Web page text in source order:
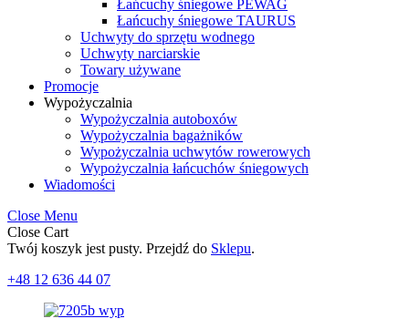
Łańcuchy śniegowe PEWAG
Łańcuchy śniegowe TAURUS
Uchwyty do sprzętu wodnego
Uchwyty narciarskie
Towary używane
Promocje
Wypożyczalnia
Wypożyczalnia autoboxów
Wypożyczalnia bagażników
Wypożyczalnia uchwytów rowerowych
Wypożyczalnia łańcuchów śniegowych
Wiadomości
Close Menu
Close Cart
Twój koszyk jest pusty. Przejdź do Sklepu.
+48 12 636 44 07